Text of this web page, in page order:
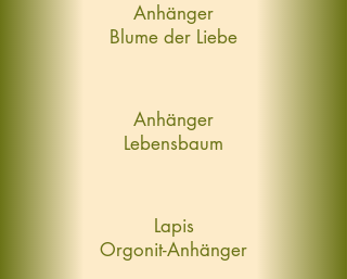
Anhänger
Blume der Liebe
Anhänger
Lebensbaum
Lapis
Orgonit-Anhänger